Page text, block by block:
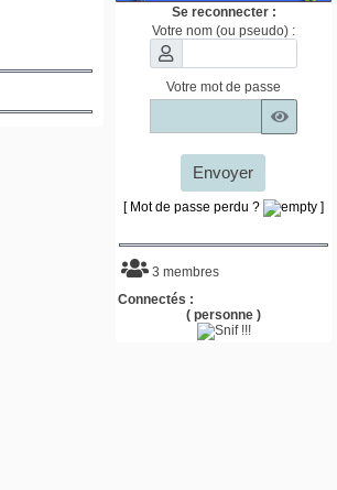
Se reconnecter :
Votre nom (ou pseudo) :
Votre mot de passe
Envoyer
[ Mot de passe perdu ? ]
3 membres
Connectés :
( personne )